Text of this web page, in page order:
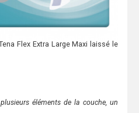
Flex Extra Large Maxi laissé le
éléments de la couche, un